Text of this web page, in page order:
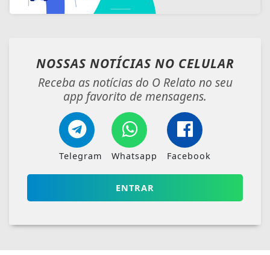
NOSSAS NOTÍCIAS NO CELULAR
Receba as notícias do O Relato no seu
app favorito de mensagens.
Telegram Whatsapp Facebook
ENTRAR